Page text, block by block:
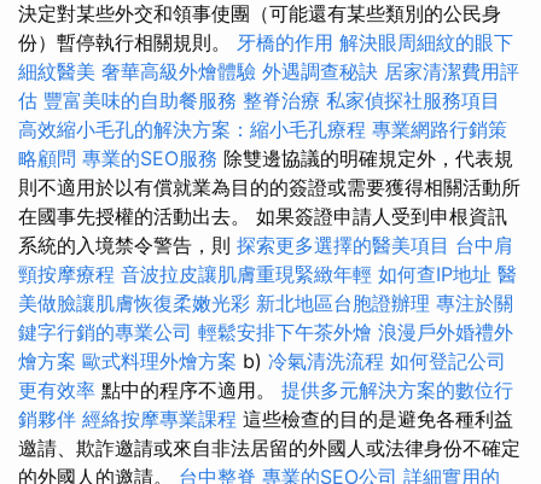
決定對某些外交和領事使團（可能還有某些類別的公民身
份）暫停執行相關規則。 牙橋的作用 解決眼周細紋的眼下
細紋醫美 奢華高級外燴體驗 外遇調查秘訣 居家清潔費用評
估 豐富美味的自助餐服務 整脊治療 私家偵探社服務項目
高效縮小毛孔的解決方案：縮小毛孔療程 專業網路行銷策
略顧問 專業的SEO服務 除雙邊協議的明確規定外，代表規
則不適用於以有償就業為目的的簽證或需要獲得相關活動所
在國事先授權的活動出去。 如果簽證申請人受到申根資訊
系統的入境禁令警告，則 探索更多選擇的醫美項目 台中肩
頸按摩療程 音波拉皮讓肌膚重現緊緻年輕 如何查IP地址 醫
美做臉讓肌膚恢復柔嫩光彩 新北地區台胞證辦理 專注於關
鍵字行銷的專業公司 輕鬆安排下午茶外燴 浪漫戶外婚禮外
燴方案 歐式料理外燴方案 b) 冷氣清洗流程 如何登記公司
更有效率 點中的程序不適用。 提供多元解決方案的數位行
銷夥伴 經絡按摩專業課程 這些檢查的目的是避免各種利益
邀請、欺詐邀請或來自非法居留的外國人或法律身份不確定
的外國人的邀請。 台中整脊 專業的SEO公司 詳細實用的